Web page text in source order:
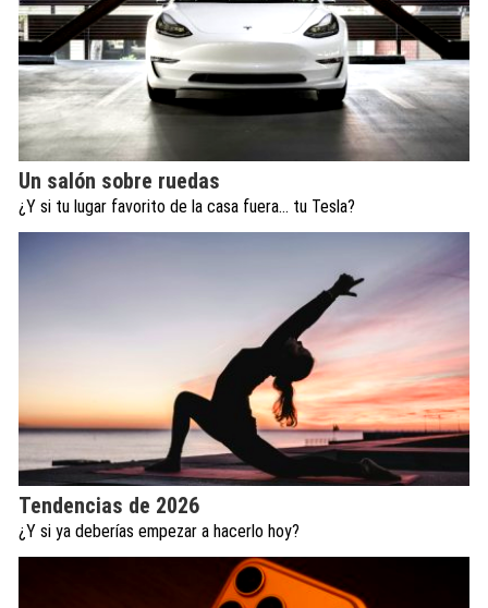
Un salón sobre ruedas
¿Y si tu lugar favorito de la casa fuera… tu Tesla?
Tendencias de 2026
¿Y si ya deberías empezar a hacerlo hoy?